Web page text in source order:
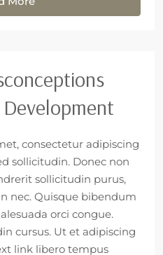
consectetur adipiscing
sollicitudin. Donec non
sollicitudin purus,
nec. Quisque bibendum
orci congue.
cursus. Ut et adipiscing
link libero tempus